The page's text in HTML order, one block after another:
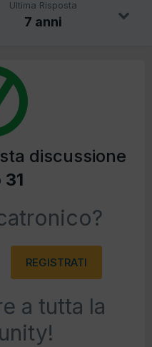
Ultima Risposta
7 anni
discussione
31
REGISTRATI
a tutta la